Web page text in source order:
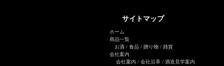
サイトマップ
ホーム
商品一覧
お酒 / 食品 / 贈り物 / 雑貨
会社案内
会社案内 / 会社沿革 / 酒造見学案内